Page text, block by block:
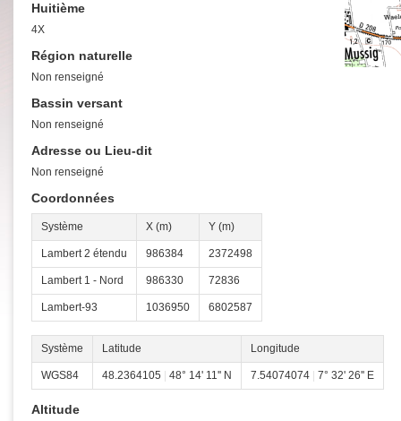
Huitième
4X
Région naturelle
Non renseigné
Bassin versant
Non renseigné
Adresse ou Lieu-dit
Non renseigné
Coordonnées
Système X (m) Y (m)
Lambert 2 étendu 986384 2372498
Lambert 1 - Nord 986330 72836
Lambert-93 1036950 6802587
Système Latitude Longitude
WGS84 48.2364105 48° 14' 11'' N 7.54074074 7° 32' 26'' E
Altitude